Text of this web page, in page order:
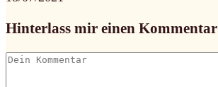
Hinterlass mir einen Kommentar